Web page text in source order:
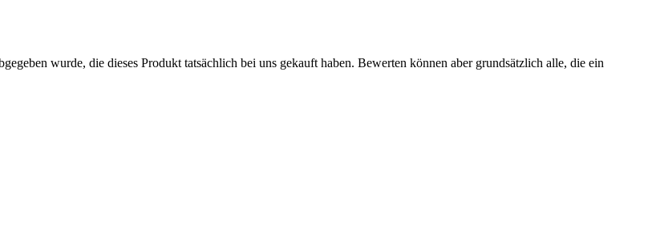
wurde, die dieses Produkt tatsächlich bei uns gekauft haben. Bewerten können aber grundsätzlich alle, die ein